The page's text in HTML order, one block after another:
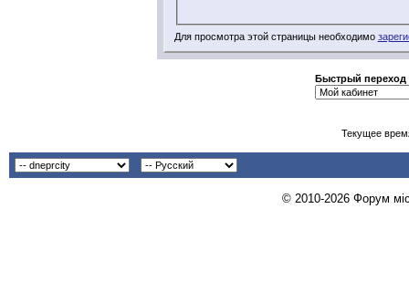
Для просмотра этой страницы необходимо
Быстрый переход
Текущее
© 2010-2026 Форум